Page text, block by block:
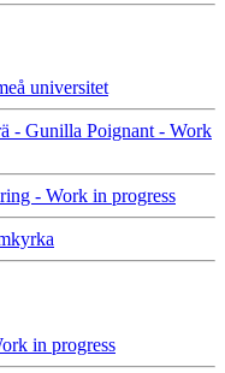
universitet
- Gunilla Poignant - Work
- Work in progress
in progress